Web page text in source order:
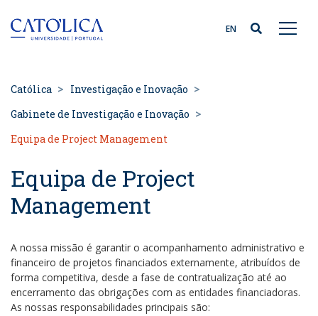
EN
Católica
Investigação e Inovação
Gabinete de Investigação e Inovação
Equipa de Project Management
Equipa de Project
Management
A nossa missão é garantir o acompanhamento administrativo e
financeiro de projetos financiados externamente, atribuídos de
forma competitiva, desde a fase de contratualização até ao
encerramento das obrigações com as entidades financiadoras.
As nossas responsabilidades principais são: